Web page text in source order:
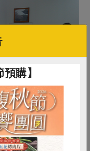
本日主廚，參與的社
購】